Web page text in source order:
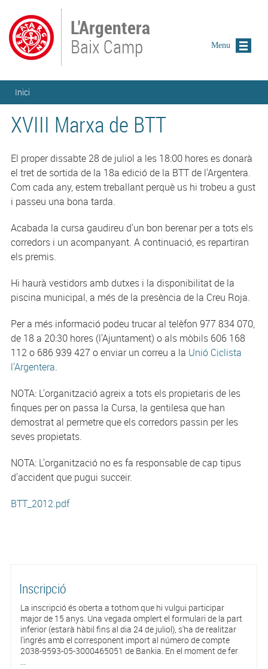
L'Argentera
Baix Camp
Esteu aquí
Inici
XVIII Marxa de BTT
El proper dissabte 28 de juliol a les 18:00 hores es donarà
el tret de sortida de la 18a edició de la BTT de l'Argentera.
Com cada any, estem treballant perquè us hi trobeu a gust
i passeu una bona tarda.
Acabada la cursa gaudireu d'un bon berenar per a tots els
corredors i un acompanyant. A continuació, es repartiran
els premis.
Hi haurà vestidors amb dutxes i la disponibilitat de la
piscina municipal, a més de la presència de la Creu Roja.
Per a més informació podeu trucar al telèfon 977 834 070,
de 18 a 20:30 hores (l'Ajuntament) o als mòbils 606 168
112 o 686 939 427 o enviar un correu a la Unió Ciclista
l'Argentera.
NOTA: L'organització agreix a tots els propietaris de les
finques per on passa la Cursa, la gentilesa que han
demostrat al permetre que els corredors passin per les
seves propietats.
NOTA: L'organització no es fa responsable de cap tipus
d'accident que pugui succeir.
BTT_2012.pdf
Inscripció
La inscripció és oberta a tothom que hi vulgui participar
major de 15 anys. Una vegada omplert el formulari de la part
inferior (estarà hàbil fins al dia 24 de juliol), s'ha de realitzar
l'ingrés amb el corresponent import al número de compte
2038-9593-05-3000465051 de Bankia. En el moment de fer
...
Menu